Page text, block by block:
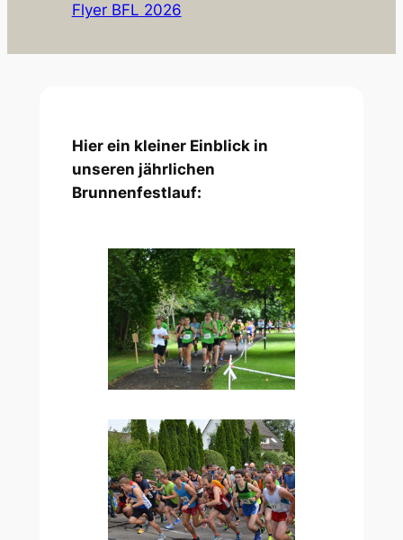
Flyer BFL 2026
Hier ein kleiner Einblick in
unseren jährlichen
Brunnenfestlauf: